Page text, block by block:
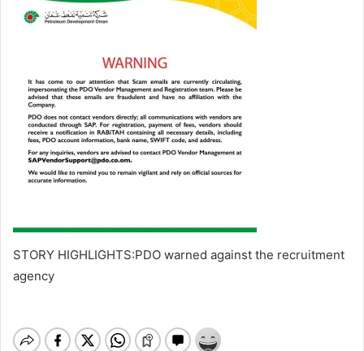
STORY HIGHLIGHTS:PDO warned against the recruitment
agency